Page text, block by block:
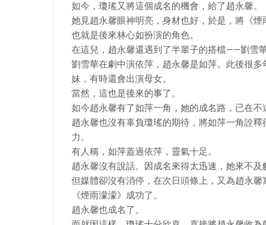
如今，瓊瑤又將這個成名的機會，給了趙永馨。
她見趙永馨眼神明亮，身材也好，於是，將《煙
也就是後來林心如扮演的角色。
在這兒，趙永馨還遇到了半輩子的搭檔——劉雪華
劉雪華在劇中演依萍，趙永馨是如萍。此後很
妹，有時還會出演母女。
當然，這也是後來的事了。
如今趙永馨有了如萍一角，她的成名路，已在不
趙永馨也沒有辜負瓊瑤的期待，將如萍一角詮
力。
有人稱，如萍蓋過依萍，靈氣十足。
趙永馨沒有說話。因成名來得太迅速，她來不及
但媒體卻沒有消停，在次日頭條上，又為趙永馨
《煙雨濛濛》成功了。
趙永馨也成名了。